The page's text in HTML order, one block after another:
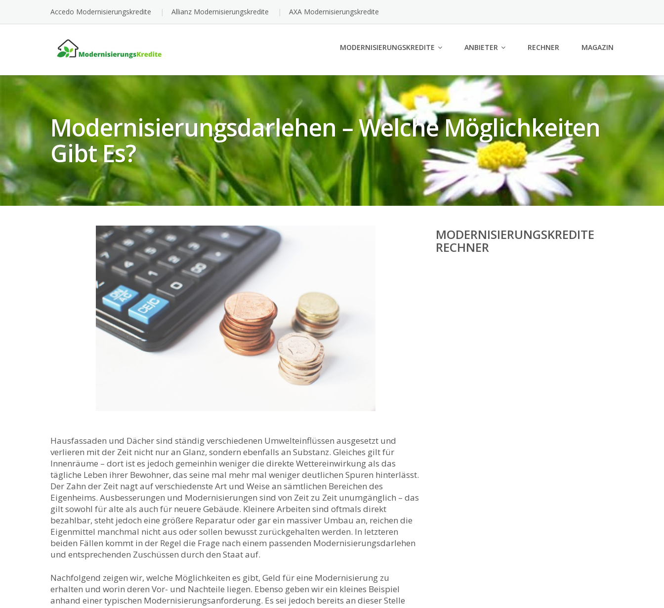
content
Accedo Modernisierungskredite Allianz Modernisierungskredite AXA Modernisierungskredite
MODERNISIERUNGSKREDITE ANBIETER RECHNER MAGAZIN
Modernisierungsdarlehen – Welche Möglichkeiten
Gibt Es?
Hausfassaden und Dächer sind ständig verschiedenen Umwelteinflüssen ausgesetzt und
verlieren mit der Zeit nicht nur an Glanz, sondern ebenfalls an Substanz. Gleiches gilt für
Innenräume – dort ist es jedoch gemeinhin weniger die direkte Wettereinwirkung als das
tägliche Leben ihrer Bewohner, das seine mal mehr mal weniger deutlichen Spuren hinterlässt.
Der Zahn der Zeit nagt auf verschiedenste Art und Weise an sämtlichen Bereichen des
Eigenheims. Ausbesserungen und Modernisierungen sind von Zeit zu Zeit unumgänglich – das
gilt sowohl für alte als auch für neuere Gebäude. Kleinere Arbeiten sind oftmals direkt
bezahlbar, steht jedoch eine größere Reparatur oder gar ein massiver Umbau an, reichen die
Eigenmittel manchmal nicht aus oder sollen bewusst zurückgehalten werden. In letzteren
beiden Fällen kommt in der Regel die Frage nach einem passenden Modernisierungsdarlehen
und entsprechenden Zuschüssen durch den Staat auf.
Nachfolgend zeigen wir, welche Möglichkeiten es gibt, Geld für eine Modernisierung zu
erhalten und worin deren Vor- und Nachteile liegen. Ebenso geben wir ein kleines Beispiel
anhand einer typischen Modernisierungsanforderung. Es sei jedoch bereits an dieser Stelle
MODERNISIERUNGSKREDITE
RECHNER